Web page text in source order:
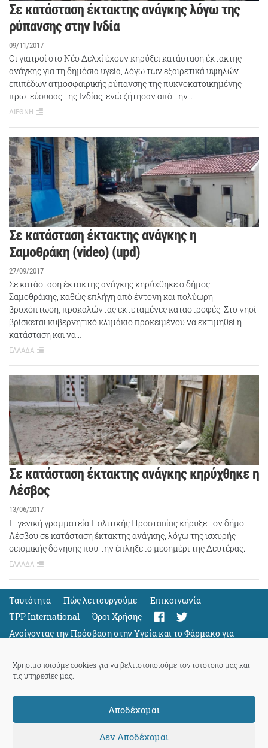
Χρησιμοποιούμε cookies για να βελτιστοποιούμε τον ιστότοπό μας και
τις υπηρεσίες μας.
Αποδέχομαι
Δεν Αποδέχομαι
Σε κατάσταση έκτακτης ανάγκης λόγω της
ρύπανσης στην Ινδία
09/11/2017
Οι γιατροί στο Νέο Δελχί έχουν κηρύξει κατάσταση έκτακτης
ανάγκης για τη δημόσια υγεία, λόγω των εξαιρετικά υψηλών
επιπέδων ατμοσφαιρικής ρύπανσης της πυκνοκατοικημένης
πρωτεύουσας της Ινδίας, ενώ ζήτησαν από την…
ΔΙΕΘΝΗ
Σε κατάσταση έκτακτης ανάγκης η
Σαμοθράκη (video) (upd)
27/09/2017
Σε κατάσταση έκτακτης ανάγκης κηρύχθηκε ο δήμος
Σαμοθράκης, καθώς επλήγη από έντονη και πολύωρη
βροχόπτωση, προκαλώντας εκτεταμένες καταστροφές. Στο νησί
βρίσκεται κυβερνητικό κλιμάκιο προκειμένου να εκτιμηθεί η
κατάσταση και να…
ΕΛΛΑΔΑ
Σε κατάσταση έκτακτης ανάγκης κηρύχθηκε η
Λέσβος
13/06/2017
Η γενική γραμματεία Πολιτικής Προστασίας κήρυξε τον δήμο
Λέσβου σε κατάσταση έκτακτης ανάγκης, λόγω της ισχυρής
σεισμικής δόνησης που την έπληξετο μεσημέρι της Δευτέρας.
ΕΛΛΑΔΑ
Ταυτότητα Πώς λειτουργούμε
Eπικοινωνία
TPP International
Όροι Χρήσης
Ανοίγοντας την Πρόσβαση στην Υγεία και το Φάρμακο για
Όλους
Support
ThePressProject
powered by our community members